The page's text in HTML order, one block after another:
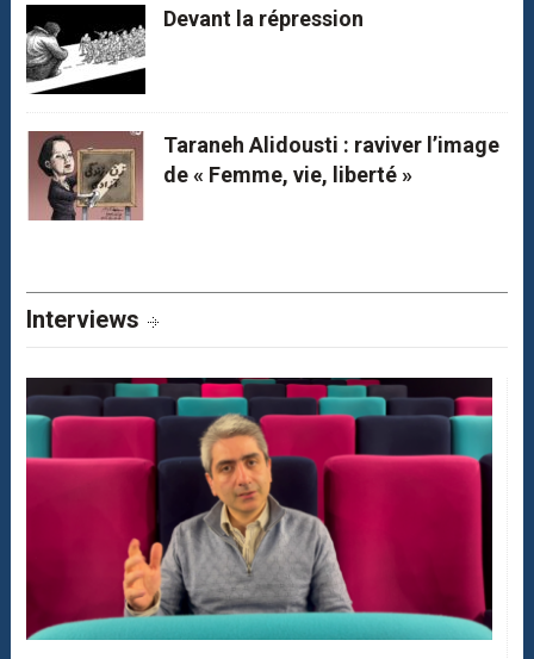
Devant la répression
Taraneh Alidousti : raviver l’image
de « Femme, vie, liberté »
Interviews